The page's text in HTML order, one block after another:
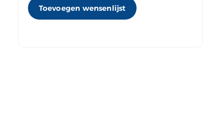
Toevoegen wensenlijst